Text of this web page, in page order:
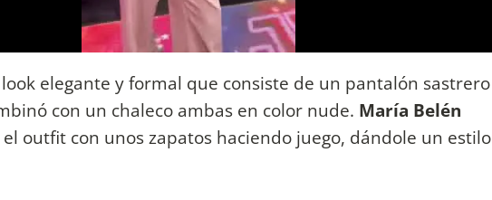
elegante y formal que consiste de un pantalón sastrero
con un chaleco ambas en color nude. María Belén
outfit con unos zapatos haciendo juego, dándole un estilo